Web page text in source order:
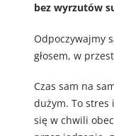
bez wyrzutów
Odpoczywajmy
głosem, w
Czas sam na
dużym. To stres
się w chwili